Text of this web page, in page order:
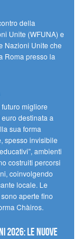
della
Unite (WFUNA) e
Nazioni Unite che
Roma presso la
migliore
destinata a
sua forma
spesso invisibile
ambienti
costruiti percorsi
coinvolgendo
locale. Le
aperte fino
Chàiros.
2026: LE NUOVE